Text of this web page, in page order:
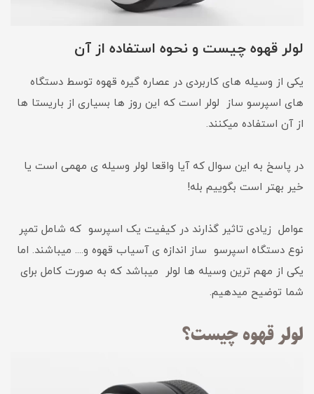
لولر قهوه چیست و نحوه استفاده از آن
یکی از وسیله های کاربردی در عصاره گیره قهوه توسط دستگاه
های اسپرسو ساز لولر است که این روز ها بسیاری از باریستا ها
از آن استفاده میکنند.
در پاسخ به این سوال که آیا واقعا لولر وسیله ی مهمی است یا
خیر بهتر است بگوییم بله!
عوامل زیادی تاثیر گذارند در کیفیت یک اسپرسو که شامل تمپر
نوع دستگاه اسپرسو ساز اندازه ی آسیاب قهوه و.... میباشند. اما
یکی از مهم ترین وسیله ها لولر میباشد که به صورت کامل برای
شما توضیح میدهیم.
لولر قهوه چیست؟